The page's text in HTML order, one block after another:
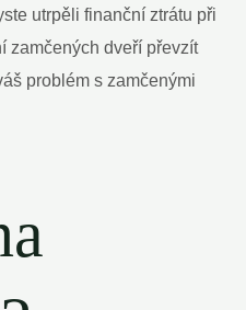
utrpěli finanční ztrátu při
zamčených dveří převzít
problém s zamčenými